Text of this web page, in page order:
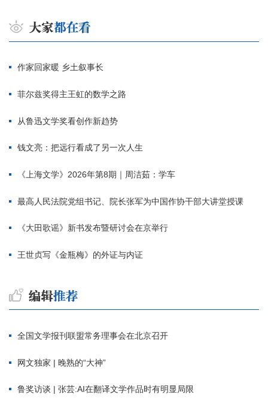
作家回家暖 乡土叙事长
菲尔兹奖得主王虹的数学之路
从鲁迅文学奖看创作新趋势
钱文亮：把远行看成了另一次人生
《上海文学》2026年第8期｜周洁茹：学车
最高人民法院党组书记、院长张军为中国作协干部大讲堂授课
《大田歌谣》新书发布暨研讨会在京举行
王世贞写《金瓶梅》的外证与内证
全国文学报刊联盟常务理事会在北京召开
网文独家 | 晚熟的“大神”
鲁奖访谈 | 张芸:AI在翻译文学作品时有明显局限